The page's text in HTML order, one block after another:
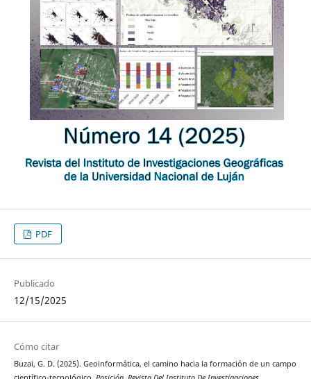
PDF
Publicado
12/15/2025
Cómo citar
Buzai, G. D. (2025). Geoinformática, el camino hacia la formación de un campo